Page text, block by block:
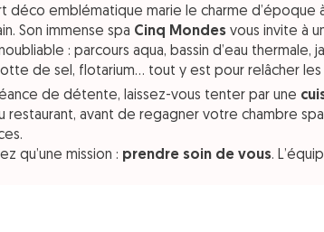
déco emblématique marie le charme d’époque
Son immense spa Cinq Mondesvous invite à
: parcours aqua, bassin d’eau thermale,
de sel, flotarium… tout y est pour relâcher les
de détente, laissez-vous tenter par une
restaurant, avant de regagner votre chambre
qu’une mission : prendre soin de vous.